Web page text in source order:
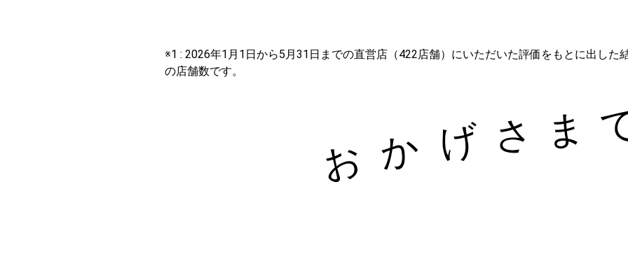
※1 : 2026年1月1日から5月31日までの直営店（422店舗）にいただいた評価をもとに出した
の店舗数です。
お か げ さ ま